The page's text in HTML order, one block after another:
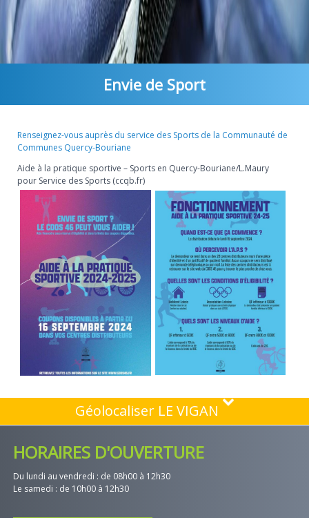
Envie de Sport
Renseignez-vous auprès du service des Sports de la Communauté de
Communes Quercy-Bouriane
Aide à la pratique sportive – Sports en Quercy-Bouriane/L.Maury
pour Service des Sports (ccqb.fr)
Géolocaliser LE VIGAN
HORAIRES D'OUVERTURE
Du lundi au vendredi : de 08h00 à 12h30
Le samedi : de 10h00 à 12h30